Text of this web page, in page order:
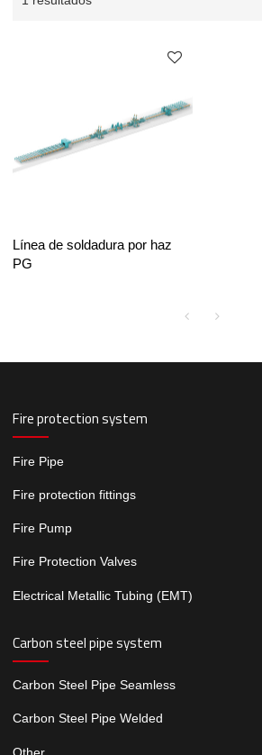
Línea de soldadura por haz
PG
Fire protection system
Fire Pipe
Fire protection fittings
Fire Pump
Fire Protection Valves
Electrical Metallic Tubing (EMT)
Carbon steel pipe system
Carbon Steel Pipe Seamless
Carbon Steel Pipe Welded
Other